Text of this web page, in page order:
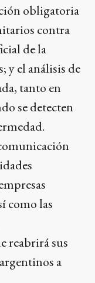
obligatoria
contra
de la
y el análisis de
tanto en
se detecten
como las
reabrirá sus
a